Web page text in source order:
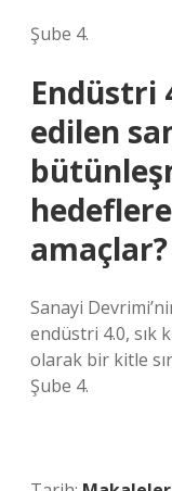
Şube 4.
Endüstri
edilen
amaçlar?
Sanayi
endüstri 4.0, sık
olarak bir kitle
Şube 4.